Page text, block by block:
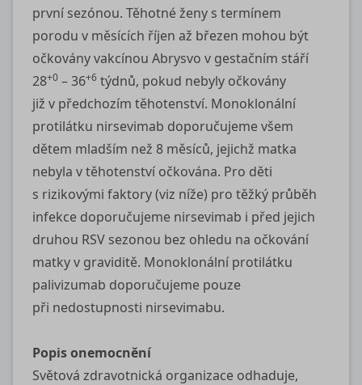
první sezónou. Těhotné ženy s termínem
porodu v měsících říjen až březen mohou být
očkovány vakcínou Abrysvo v gestačním stáří
28+0 – 36+6 týdnů, pokud nebyly očkovány
již v předchozím těhotenství. Monoklonální
protilátku nirsevimab doporučujeme všem
dětem mladším než 8 měsíců, jejichž matka
nebyla v těhotenství očkována. Pro děti
s rizikovými faktory (viz níže) pro těžký průběh
infekce doporučujeme nirsevimab i před jejich
druhou RSV sezonou bez ohledu na očkování
matky v graviditě. Monoklonální protilátku
palivizumab doporučujeme pouze
při nedostupnosti nirsevimabu.
Popis onemocnění
Světová zdravotnická organizace odhaduje,